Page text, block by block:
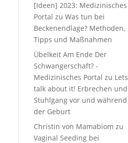
[Ideen] 2023: Medizinisches
Portal zu Was tun bei
Beckenendlage? Methoden,
Tipps und Maßnahmen
Übelkeit Am Ende Der
Schwangerschaft? -
Medizinisches Portal zu Lets
talk about it! Erbrechen und
Stuhlgang vor und während
der Geburt
Christin von Mamabiom zu
Vaginal Seeding bei